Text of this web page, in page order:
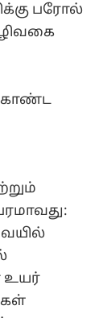
பரோல்
கொண்ட
உயர்